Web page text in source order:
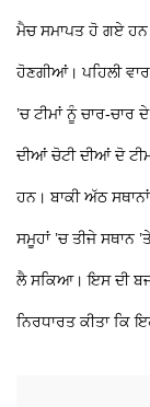
ਮੈਚ ਸਮਾਪਤ ਹੋ ਗਏ
ਹੋਣਗੀਆਂ। ਪਹਿਲੀ
’ਚ ਟੀਮਾਂ ਨੂੰ ਚਾਰ-
ਦੀਆਂ ਚੋਟੀ ਦੀਆਂ ਦੋ
ਹਨ। ਬਾਕੀ ਅੱਠ
ਸਮੂਹਾਂ ’ਚ ਤੀਜੇ ਸਥਾਨ
ਲੈ ਸਕਿਆ। ਇਸ ਦੀ
ਨਿਰਧਾਰਤ ਕੀਤਾ ਕਿ